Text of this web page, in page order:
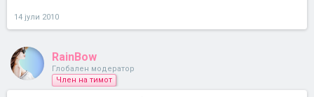
14 јули 2010
RainBow
Глобален модератор
Член на тимот